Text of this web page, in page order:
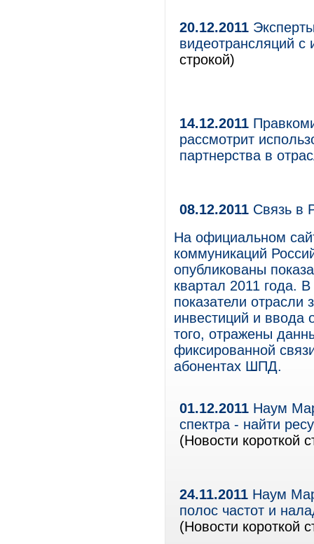
20.12.2011
видеотрансляций с
строкой)
14.12.2011
рассмотрит
партнерства в
08.12.2011 Связь в
На официальном
коммуникаций
опубликованы
квартал 2011 года.
показатели отрасли
инвестиций и ввода
того, отражены
фиксированной
абонентах ШПД.
01.12.2011 Наум
спектра - найти
(Новости короткой
24.11.2011 Наум
полос частот и
(Новости короткой